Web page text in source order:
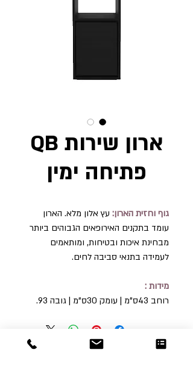
ארון שירות QB
פתיחה ימין
גוף וחזית הארון: עץ אלון מלא. הארון
עומד בתקנים האירופאים הגבוהים ביותר
מבחינת איכות ובטיחות, ומותאמים
לעמידה בתנאי סביבה לחים.
מידות :
רוחב 43ס"מ | עומק 30ס"מ | גובה 93.